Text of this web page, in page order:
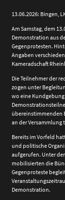
13.06.2026: Bingen,
Am Samstag, dem
Demonstration aus
Gegenprotesten.
Angaben
Kameradschaft
Die Teilnehmer der
zogen unter
wo eine
übereinstimmenden
an der Versammlung
Bereits im Vorfeld
und politische
aufgerufen. Unter
mobilisierten die
Gegenproteste
Demonstration.